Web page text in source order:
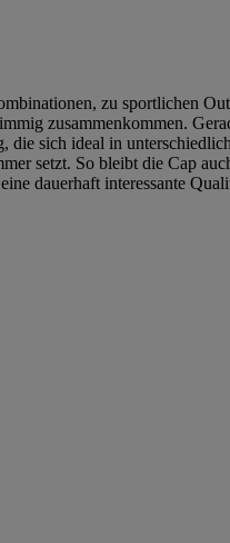
zu sportlichen
zusammenkommen.
sich ideal in
setzt. So bleibt die Cap
dauerhaft interessante